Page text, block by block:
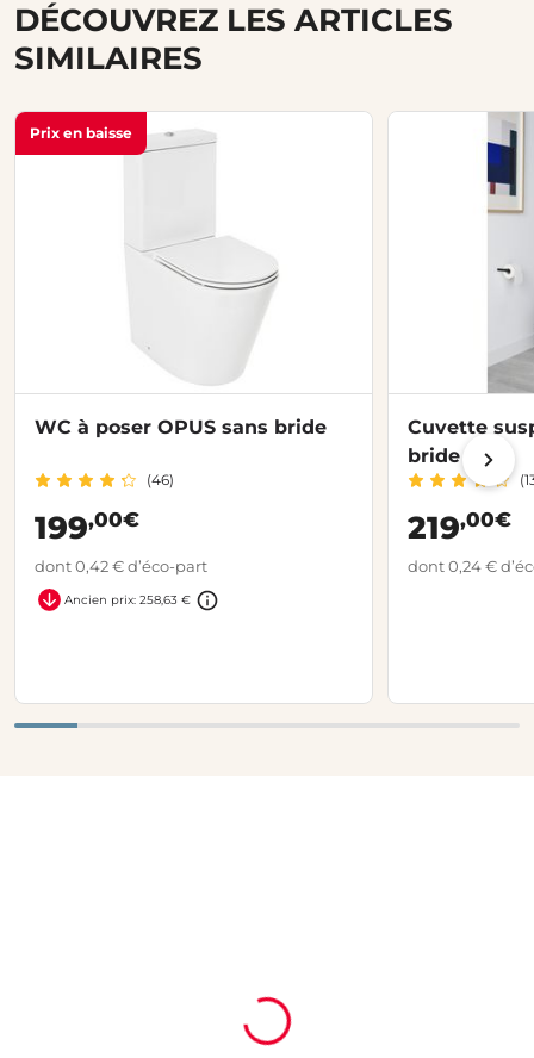
DÉCOUVREZ LES ARTICLES
SIMILAIRES
Prix en baisse
WC à poser OPUS sans bride
(46)
199,00€
dont 0,42 € d’éco-part
Ancien prix: 258,63 €
Cuvette
bride
219,00€
dont 0,24 €